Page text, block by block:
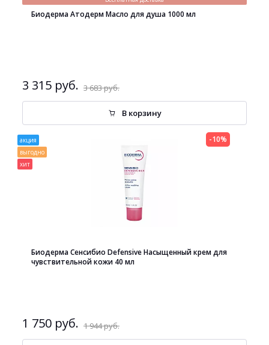
Биодерма Атодерм Масло для душа 1000 мл
3 315 руб. 3 683 руб.
В корзину
акция
выгодно
хит
Биодерма Сенсибио Defensive Насыщенный крем для
чувствительной кожи 40 мл
1 750 руб. 1 944 руб.
-10%